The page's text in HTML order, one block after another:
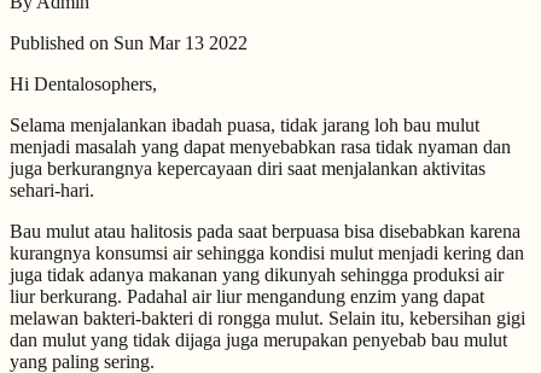
Published on Sun Mar 13 2022
Hi Dentalosophers,
Selama menjalankan ibadah puasa, tidak jarang loh bau mulut
menjadi masalah yang dapat menyebabkan rasa tidak nyaman dan
juga berkurangnya kepercayaan diri saat menjalankan aktivitas
sehari-hari.
Bau mulut atau halitosis pada saat berpuasa bisa disebabkan karena
kurangnya konsumsi air sehingga kondisi mulut menjadi kering dan
juga tidak adanya makanan yang dikunyah sehingga produksi air
liur berkurang. Padahal air liur mengandung enzim yang dapat
melawan bakteri-bakteri di rongga mulut. Selain itu, kebersihan gigi
dan mulut yang tidak dijaga juga merupakan penyebab bau mulut
yang paling sering.